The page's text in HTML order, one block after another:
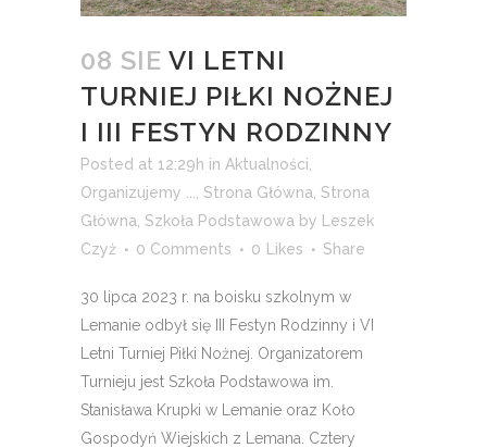
08 SIE VI LETNI
TURNIEJ PIŁKI NOŻNEJ
I III FESTYN RODZINNY
Posted at 12:29h in Aktualności
Organizujemy ...
Strona Główna Strona
Główna Szkoła Podstawowa by Leszek
Czyż
0 Comments 0 Likes Share
30 lipca 2023 r. na boisku szkolnym w
Lemanie odbył się III Festyn Rodzinny i VI
Letni Turniej Piłki Nożnej. Organizatorem
Turnieju jest Szkoła Podstawowa im.
Stanisława Krupki w Lemanie oraz Koło
Gospodyń Wiejskich z Lemana. Cztery